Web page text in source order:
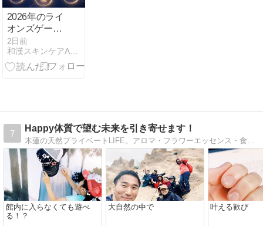
2026年のライ
オンズゲート
は「888」。
自分を満た
す！
2日前
和漢スキンケアANBAN（アンバン）
7
Happy体質で望む未来を引き寄せます！
館内に入らなくても遊べ
る！？
大自然の中で 叶える歓び